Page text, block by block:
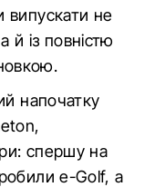
випускати не
й із повністю
напочатку
спершу на
e-Golf, а